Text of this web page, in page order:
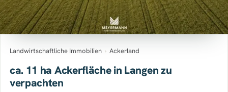
Landwirtschaftliche Immobilien › Ackerland
ca. 11 ha Ackerfläche in Langen zu
verpachten